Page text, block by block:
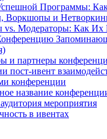
Программы:
Воркшопы и
vs. Модераторы: Как Их
и партнеры
пост-ивент
конференции
название
мероприятия
в ивентах